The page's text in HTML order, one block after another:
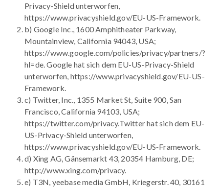
Privacy-Shield unterworfen,
https://www.privacyshield.gov/EU-US-Framework.
b) Google Inc., 1600 Amphitheater Parkway,
Mountainview, California 94043, USA;
https://www.google.com/policies/privacy/partners/?
hl=de. Google hat sich dem EU-US-Privacy-Shield
unterworfen, https://www.privacyshield.gov/EU-US-
Framework.
c) Twitter, Inc., 1355 Market St, Suite 900, San
Francisco, California 94103, USA;
https://twitter.com/privacy.Twitter hat sich dem EU-
US-Privacy-Shield unterworfen,
https://www.privacyshield.gov/EU-US-Framework.
d) Xing AG, Gänsemarkt 43, 20354 Hamburg, DE;
http://www.xing.com/privacy.
e) T3N, yeebase media GmbH, Kriegerstr. 40, 30161